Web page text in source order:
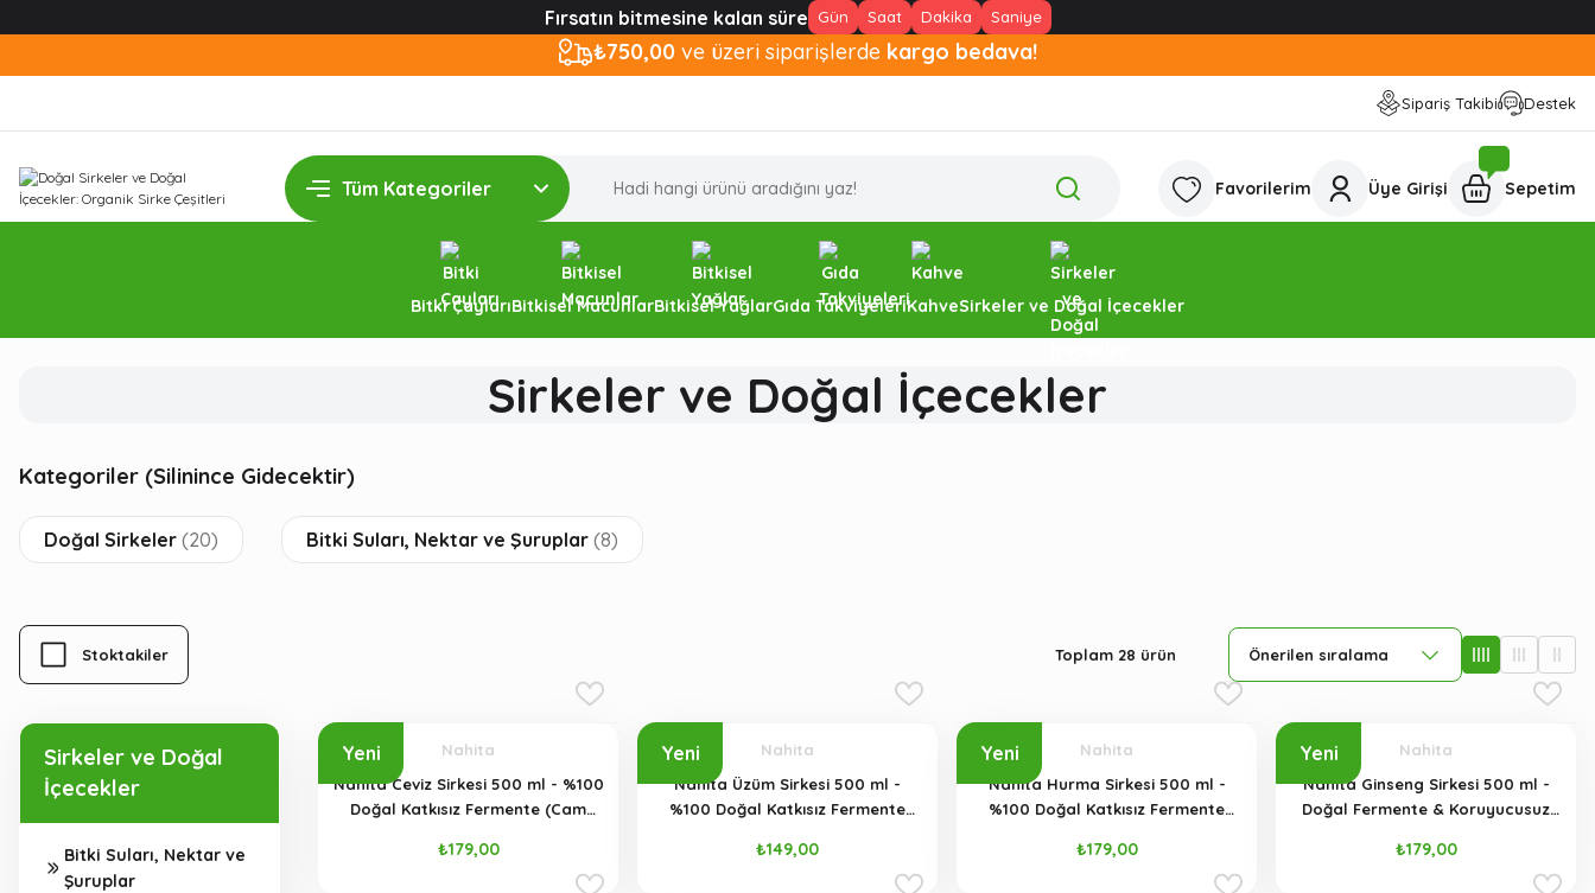
Fırsatın bitmesine kalan süre Gün Saat Dakika Saniye
₺750,00 ve üzeri siparişlerde kargo bedava!
Sipariş Takibi Destek
Favorilerim Üye Girişi Sepetim
Bitki ÇaylarıBitkisel MacunlarBitkisel YağlarGıda TakviyeleriKahveSirkeler ve Doğal İçecekler
Sirkeler ve Doğal İçecekler
Kategoriler (Silinince Gidecektir)
Doğal Sirkeler (20) Bitki Suları, Nektar ve Şuruplar (8)
Stoktakiler Toplam 28 ürün
Sirkeler ve Doğal
İçecekler
Bitki Suları, Nektar ve
Şuruplar
Yeni
Nahita
Nahita Ceviz Sirkesi 500 ml - %100
Doğal Katkısız Fermente (Cam
₺179,00
Yeni
Nahita
Nahita Üzüm Sirkesi 500 ml -
%100 Doğal Katkısız Fermente
₺149,00
Yeni
Nahita
Nahita Hurma Sirkesi 500 ml -
%100 Doğal Katkısız Fermente
₺179,00
Yeni
Nahita
Nahita Ginseng Sirkesi 500 ml -
Doğal Fermente & Koruyucusuz
₺179,00